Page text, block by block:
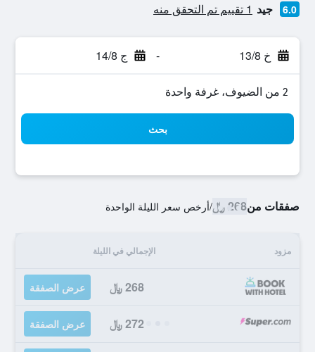
6.0 جيد 1 تقييم تم التحقق منه
خ 13/8 - ج 14/8
2 من الضيوف، غرفة واحدة
بحث
صفقات من268 ﷼ /أرخص سعر الليلة الواحدة
مزود الإجمالي في الليلة
268 ﷼ عرض الصفقة
272 ﷼ عرض الصفقة